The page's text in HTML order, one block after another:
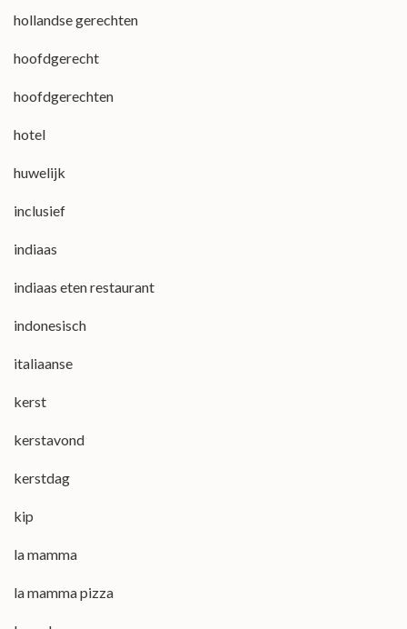
hollandse gerechten
hoofdgerecht
hoofdgerechten
hotel
huwelijk
inclusief
indiaas
indiaas eten restaurant
indonesisch
italiaanse
kerst
kerstavond
kerstdag
kip
la mamma
la mamma pizza